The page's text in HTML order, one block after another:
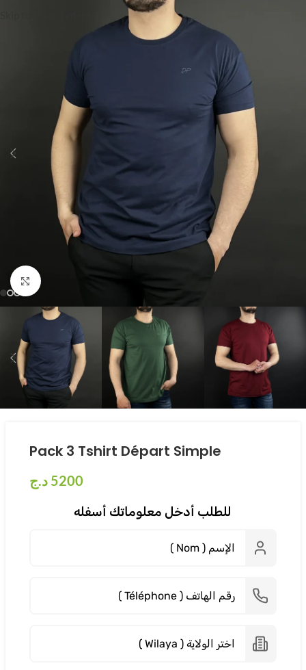
Click to enlarge
Pack 3 Tshirt Départ Simple
5200 د.ج
للطلب أدخل معلوماتك أسفله